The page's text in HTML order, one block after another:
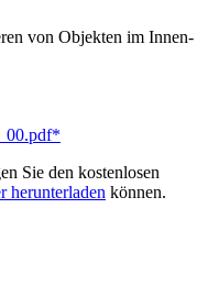
von Objekten im Innen-
Sie den kostenlosen
herunterladen können.